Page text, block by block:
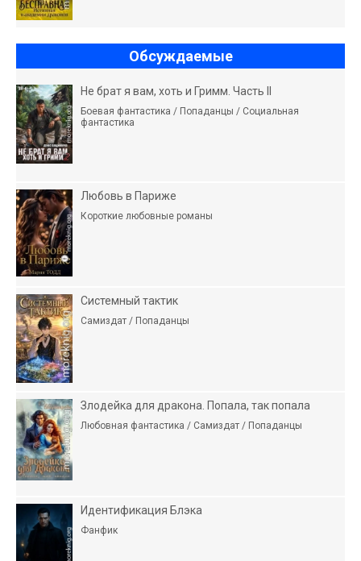
Обсуждаемые
Не брат я вам, хоть и Гримм. Часть II
Боевая фантастика / Попаданцы / Социальная
фантастика
Любовь в Париже
Короткие любовные романы
Системный тактик
Самиздат / Попаданцы
Злодейка для дракона. Попала, так попала
Любовная фантастика / Самиздат / Попаданцы
Идентификация Блэка
Фанфик